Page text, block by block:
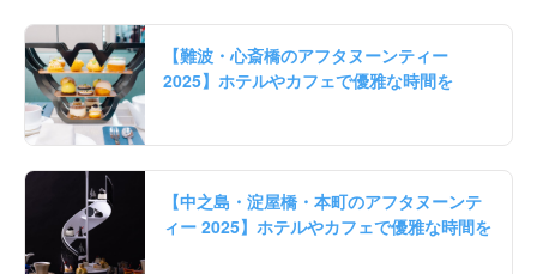
【難波・心斎橋のアフタヌーンティー
2025】ホテルやカフェで優雅な時間を
【中之島・淀屋橋・本町のアフタヌーンテ
ィー 2025】ホテルやカフェで優雅な時間を